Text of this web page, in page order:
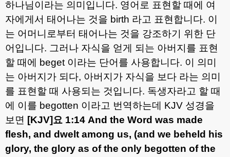
하나님이라는 의미입니다. 영어로 표현할 때에 여
자에게서 태어나는 것을 birth 라고 표현합니다. 이
는 어머니로부터 태어나는 것을 강조하기 위한 단
어입니다. 그러나 자식을 얻게 되는 아버지를 표현
할 때에
beget 이라는 단어를 사용합니다. 이 의미
는 아버지가 되다, 아버지가 자식을 보다 라는 의미
를 표현할 때 사용되는 것입니다. 독생자라고 할 때
에 이를 begotten 이라고 번역하는데 KJV 성경을
보면 [KJV] 요 1:14 And the Word was made
flesh, and dwelt among us, (and we beheld his
glory, the glory as of the only begotten of the